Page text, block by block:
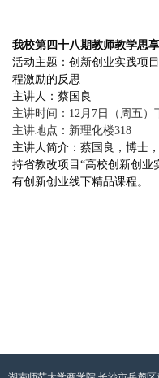
我校第四十八期教师教学思
活动主题：创新创业实践项
程激励的反思
主讲人：蔡国良
主讲时间：12月7日（周五）
主讲地点：新理化楼318
主讲人简介：蔡国良，博士
持省教改项目“高校创新创业
有创新创业线下精品课程。